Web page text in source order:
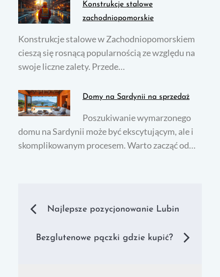
Konstrukcje stalowe
zachodniopomorskie
Konstrukcje stalowe w Zachodniopomorskiem
cieszą się rosnącą popularnością ze względu na
swoje liczne zalety. Przede…
Domy na Sardynii na sprzedaż
Poszukiwanie wymarzonego
domu na Sardynii może być ekscytującym, ale i
skomplikowanym procesem. Warto zacząć od…
Nawigacja
wpisu
Najlepsze pozycjonowanie Lubin
Bezglutenowe pączki gdzie kupić?